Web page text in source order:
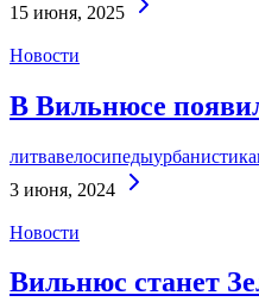
15 июня, 2025
Новости
В Вильнюсе
литвавелосипедыурбанистика
3 июня, 2024
Новости
Вильнюс станет